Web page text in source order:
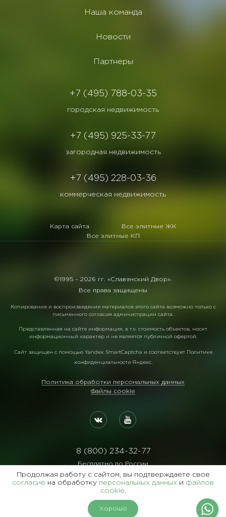
Наша команда
Новости
Партнеры
+7 (495) 788-03-35
городская недвижимость
+7 (495) 925-33-77
загородная недвижимость
+7 (495) 228-03-36
коммерческая недвижимость
Карта сайта
Все элитные ЖК
Все элитные КП
©1995 - 2026 гг. «Славянский Двор».
Все права защищены
Копирование и воспроизведение материалов этого сайта возможно только с
письменного согласия администрации сайта.
Представленная на сайте информация, в т.ч. стоимость объектов, носит
информационный характер и не является публичной офертой.
Сайт защищен с помощью Yandex SmartCaptcha и соответствует Политике
конфиденциальности Яндекс.
Политика обработки персональных данных
Файлы cookie
8 (800) 234-32-77
Бесплатно по России
ООО Агентство "Славянский Двор"
Продолжая работу с сайтом, вы подтверждаете свое
согласие на обработку персональных данных и файлов
cookie.
Хорошо